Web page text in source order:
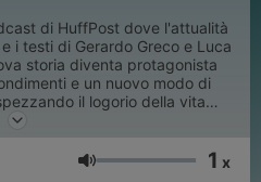
di HuffPost dove l'attualità
i testi di Gerardo Greco e Luca
storia diventa protagonista
e un nuovo modo di
il logorio della vita
Сила на звука
1 x